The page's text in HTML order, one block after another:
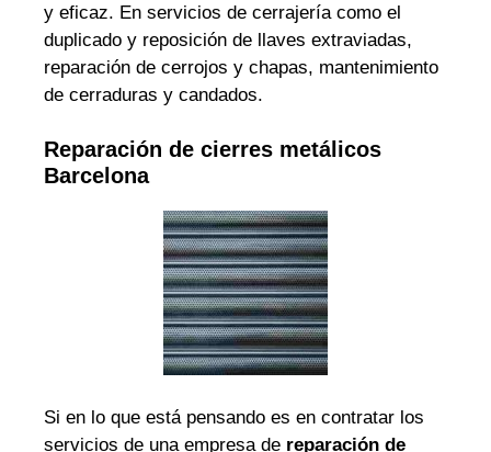
y eficaz. En servicios de cerrajería como el
duplicado y reposición de llaves extraviadas,
reparación de cerrojos y chapas, mantenimiento
de cerraduras y candados.
Reparación de cierres metálicos
Barcelona
Si en lo que está pensando es en contratar los
servicios de una empresa de reparación de